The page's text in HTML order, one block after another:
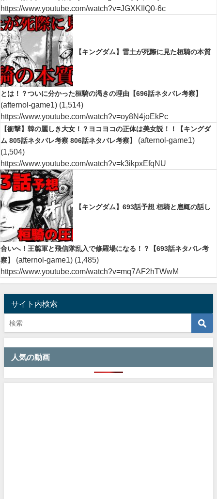
https://www.youtube.com/watch?v=JGXKIIQ0-6c
【キングダム】雷土が死際に見た桓騎の本質
とは！？ついに分かった桓騎の渇きの理由【696話ネタバレ考察】
(afternol-game1) (1,514)
https://www.youtube.com/watch?v=oy8N4joEkPc
【衝撃】韓の麗しき大女！？ヨコヨコの正体は美女説！！【キングダ
ム 805話ネタバレ考察 806話ネタバレ考察】
(afternol-game1)
(1,504)
https://www.youtube.com/watch?v=k3ikpxEfqNU
【キングダム】693話予想 桓騎と扈輒の話し
合いへ！王翦軍と飛信隊乱入で修羅場になる！？【693話ネタバレ考
察】
(afternol-game1) (1,485)
https://www.youtube.com/watch?v=mq7AF2hTWwM
サイト内検索
人気の動画